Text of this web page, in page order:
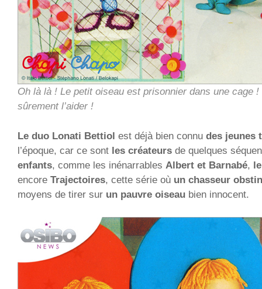
Oh là là ! Le petit oiseau est prisonnier dans une cage
sûrement l’aider !
Le duo Lonati Bettiol est déjà bien connu des jeunes
l’époque, car ce sont les créateurs de quelques
enfants, comme les inénarrables Albert et Barnabé,
encore Trajectoires, cette série où un chasseur
moyens de tirer sur un pauvre oiseau bien innocent.